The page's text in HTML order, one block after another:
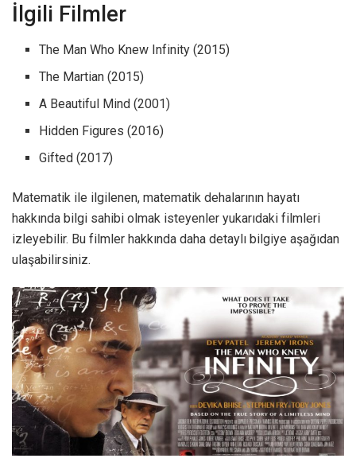
İlgili Filmler
The Man Who Knew Infinity (2015)
The Martian (2015)
A Beautiful Mind (2001)
Hidden Figures (2016)
Gifted (2017)
Matematik ile ilgilenen, matematik dehalarının hayatı
hakkında bilgi sahibi olmak isteyenler yukarıdaki filmleri
izleyebilir. Bu filmler hakkında daha detaylı bilgiye aşağıdan
ulaşabilirsiniz.